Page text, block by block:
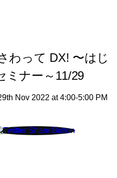
わって DX! 〜はじ
ミナー～11/29
Nov 2022 at 4:00-5:00 PM